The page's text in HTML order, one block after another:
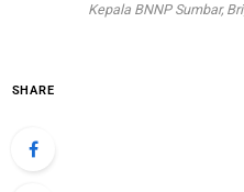
Kepala BNNP Sumbar,
SHARE